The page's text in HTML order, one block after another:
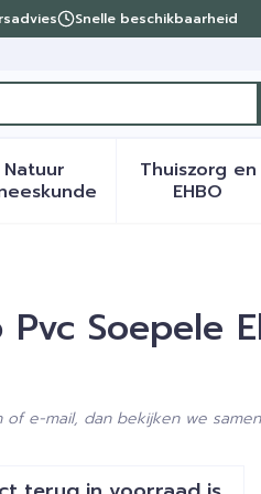
Snelle beschikbaarheid
en kinderen categorie
voor Vitaliteit 50+ categorie
Natuur
Toon submenu voor
Thuiszorg en
EHBOToon
Pvc Soepele
e-mail, dan bekijken we